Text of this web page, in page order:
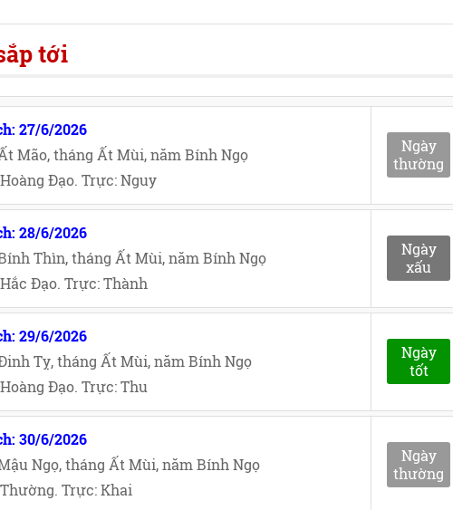
tới
27/6/2026
Mão, tháng Ất Mùi, năm Bính Ngọ
Đạo. Trực: Nguy
Ngày
thường
28/6/2026
Thìn, tháng Ất Mùi, năm Bính Ngọ
Đạo. Trực: Thành
Ngày
xấu
29/6/2026
Tỵ, tháng Ất Mùi, năm Bính Ngọ
Đạo. Trực: Thu
Ngày
tốt
30/6/2026
Ngọ, tháng Ất Mùi, năm Bính Ngọ
Trực: Khai
Ngày
thường